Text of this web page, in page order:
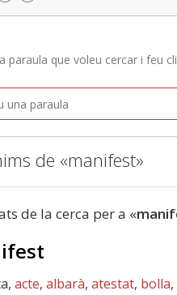
paraula que voleu cercar i feu
de «manifest»
de la cerca per a «
acte, albarà, atestat, bolla,